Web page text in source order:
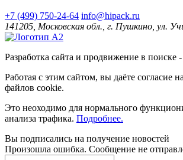
+7 (499) 750-24-64 info@hipack.ru
141205, Московская обл., г. Пушкино, ул.
Разработка сайта и продвижение в поиске -
Работая с этим сайтом, вы даёте согласие
файлов cookie.
Это неоходимо для нормального
анализа трафика. Подробнее.
Вы подписались на получение новостей
Произошла ошибка. Сообщение не